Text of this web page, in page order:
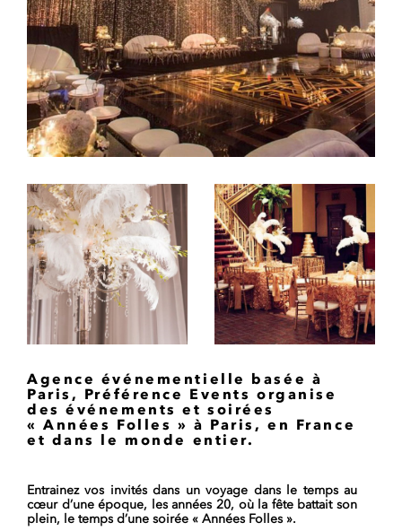
Agence événementielle basée à
Paris, Préférence Events organise
des événements et soirées
« Années Folles » à Paris, en France
et dans le monde entier.
Entrainez vos invités dans un voyage dans le temps au
cœur d’une époque, les années 20, où la fête battait son
plein, le temps d’une soirée « Années Folles ».